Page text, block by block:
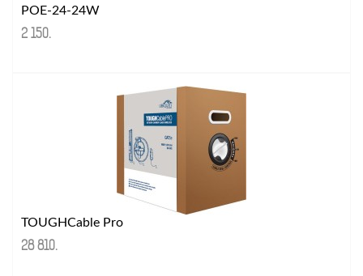
POE-24-24W
2 150.
TOUGHCable Pro
28 810.